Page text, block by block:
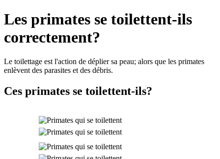
Les primates se toilettent-ils
correctement?
Le toilettage est l'action de déplier sa peau; alors que les primates
enlèvent des parasites et des débris.
Ces primates se toilettent-ils?